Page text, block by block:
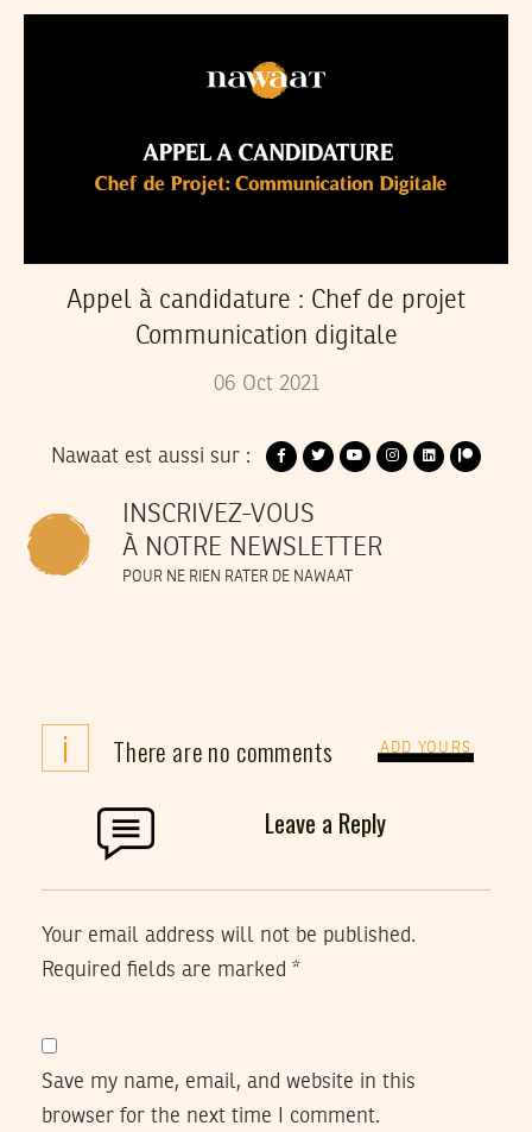
Appel à candidature : Chef de projet
Communication digitale
06 Oct 2021
Nawaat est aussi sur :
INSCRIVEZ-VOUS
À NOTRE NEWSLETTER
POUR NE RIEN RATER DE NAWAAT
i There are no comments ADD YOURS
Leave a Reply
Your email address will not be published.
Required fields are marked *
Save my name, email, and website in this
browser for the next time I comment.